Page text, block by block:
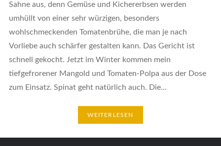
Sahne aus, denn Gemüse und Kichererbsen werden
umhüllt von einer sehr würzigen, besonders
wohlschmeckenden Tomatenbrühe, die man je nach
Vorliebe auch schärfer gestalten kann. Das Gericht ist
schnell gekocht. Jetzt im Winter kommen mein
tiefgefrorener Mangold und Tomaten-Polpa aus der Dose
zum Einsatz. Spinat geht natürlich auch. Die…
WEITERLESEN